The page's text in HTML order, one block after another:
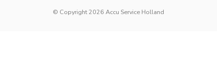
© Copyright 2026 Accu Service Holland